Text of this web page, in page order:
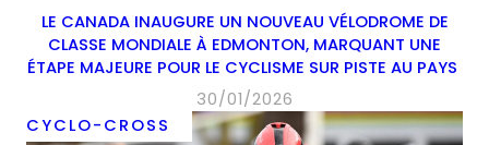
LE CANADA INAUGURE UN NOUVEAU VÉLODROME DE
CLASSE MONDIALE À EDMONTON, MARQUANT UNE
ÉTAPE MAJEURE POUR LE CYCLISME SUR PISTE AU PAYS
30/01/2026
CYCLO-CROSS